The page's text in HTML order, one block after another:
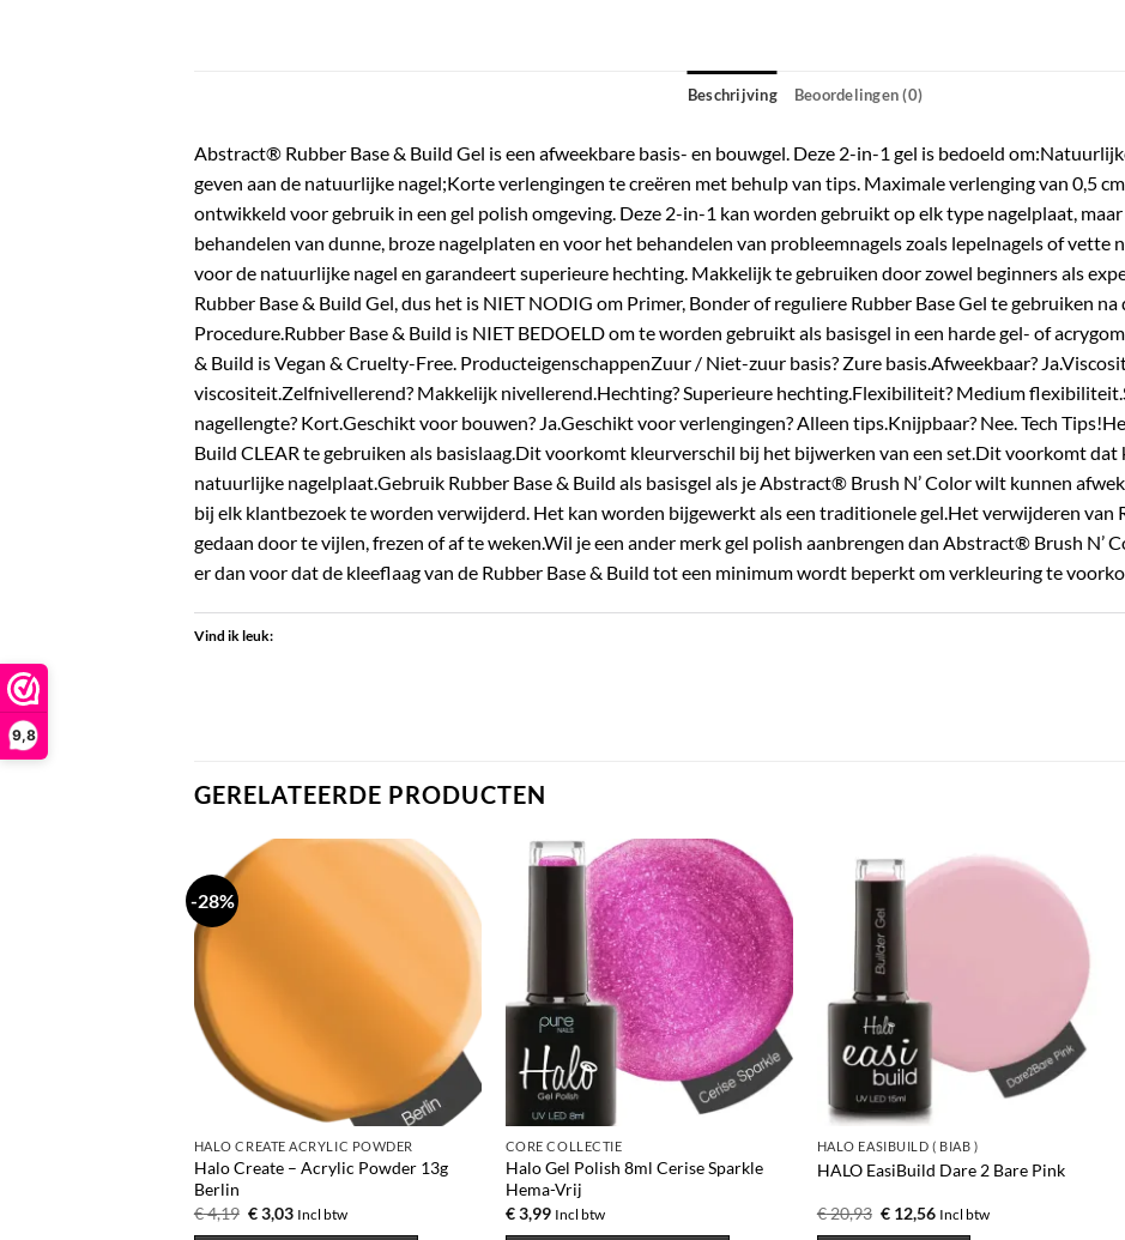
9,8
Beschrijving Beoordelingen (0)
Abstract® Rubber Base & Build Gel is een afweekbare basis- en bouwgel. Deze 2-in-1 gel is bedoeld
geven aan de natuurlijke nagel;Korte verlengingen te creëren met behulp van tips. Maximale verlenging van 0,5
ontwikkeld voor gebruik in een gel polish omgeving. Deze 2-in-1 kan worden gebruikt op elk type nagelplaat,
behandelen van dunne, broze nagelplaten en voor het behandelen van probleemnagels zoals lepelnagels of vette
voor de natuurlijke nagel en garandeert superieure hechting. Makkelijk te gebruiken door zowel beginners als
Rubber Base & Build Gel, dus het is NIET NODIG om Primer, Bonder of reguliere Rubber Base Gel te gebruiken
Procedure.Rubber Base & Build is NIET BEDOELD om te worden gebruikt als basisgel in een harde gel- of
& Build is Vegan & Cruelty-Free. ProducteigenschappenZuur / Niet-zuur basis? Zure basis.Afweekbaar?
viscositeit.Zelfnivellerend? Makkelijk nivellerend.Hechting? Superieure hechting.Flexibiliteit? Medium
nagellengte? Kort.Geschikt voor bouwen? Ja.Geschikt voor verlengingen? Alleen tips.Knijpbaar? Nee. Tech
Build CLEAR te gebruiken als basislaag.Dit voorkomt kleurverschil bij het bijwerken van een set.Dit voorkomt
natuurlijke nagelplaat.Gebruik Rubber Base & Build als basisgel als je Abstract® Brush N’ Color wilt kunnen
bij elk klantbezoek te worden verwijderd. Het kan worden bijgewerkt als een traditionele gel.Het verwijderen van
gedaan door te vijlen, frezen of af te weken.Wil je een ander merk gel polish aanbrengen dan Abstract® Brush N’
er dan voor dat de kleeflaag van de Rubber Base & Build tot een minimum wordt beperkt om verkleuring te
Vind ik leuk:
GERELATEERDE PRODUCTEN
-28%
HALO CREATE ACRYLIC POWDER
Halo Create – Acrylic Powder 13g
Berlin
€4,19 Oorspronkelijke
prijs
€3,03Huidige
Incl btw
CORE COLLECTIE
Halo Gel Polish 8ml Cerise Sparkle
Hema-Vrij
€3,99 Incl btw
HALO EASIBUILD ( BIAB )
HALO EasiBuild Dare 2 Bare Pink
€20,93 € 12,56 Incl btw